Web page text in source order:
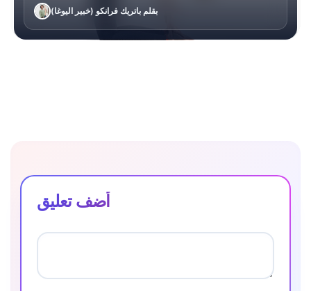
بقلم باتريك فرانكو (خبير اليوغا)
أضف تعليق